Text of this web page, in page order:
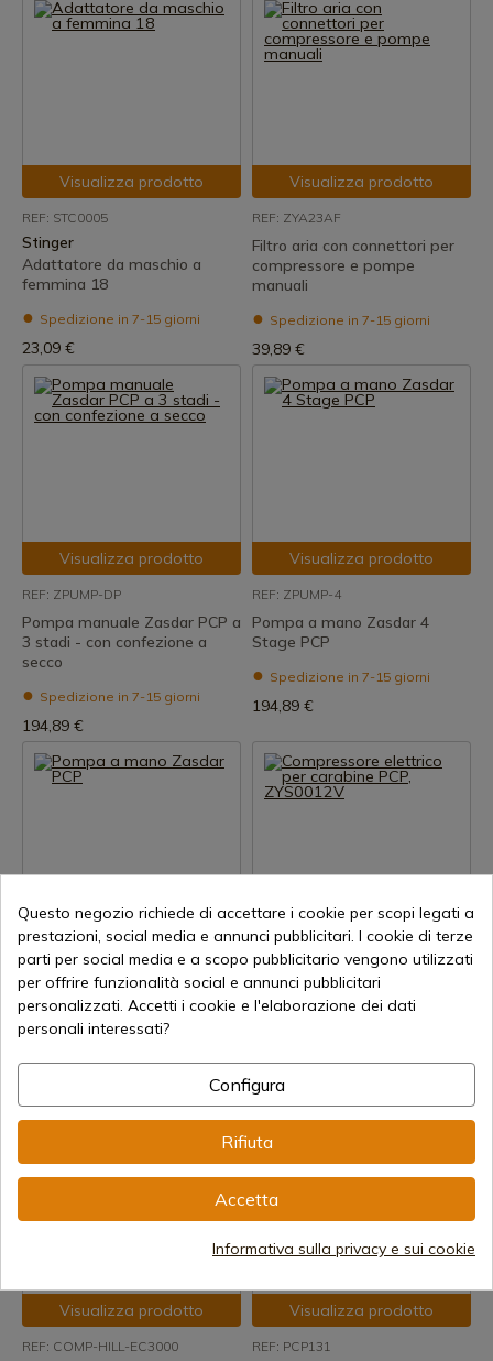
Visualizza prodotto
REF: STC0005
Stinger
Adattatore da maschio a
femmina 18
Spedizione in 7-15 giorni
23,09 €
Visualizza prodotto
REF: ZYA23AF
Filtro aria con connettori per
compressore e pompe
manuali
Spedizione in 7-15 giorni
39,89 €
Visualizza prodotto
REF: ZPUMP-DP
Pompa manuale Zasdar PCP a
3 stadi - con confezione a
secco
Spedizione in 7-15 giorni
194,89 €
Visualizza prodotto
REF: ZPUMP-4
Pompa a mano Zasdar 4
Stage PCP
Spedizione in 7-15 giorni
194,89 €
Visualizza prodotto
REF: ZPUMP
Pompa a mano Zasdar PCP
Spedizione in 7-15 giorni
164,90 €
Visualizza prodotto
REF: ZYS0012V
COMETA
Compressore elettrico per
449,90 €
Visualizza prodotto
REF: COMP-HILL-EC3000
Visualizza prodotto
REF: PCP131
Questo negozio richiede di accettare i cookie per scopi legati a
prestazioni, social media e annunci pubblicitari. I cookie di terze
parti per social media e a scopo pubblicitario vengono utilizzati
per offrire funzionalità social e annunci pubblicitari
personalizzati. Accetti i cookie e l'elaborazione dei dati
personali interessati?
Configura
Rifiuta
Accetta
Informativa sulla privacy e sui cookie